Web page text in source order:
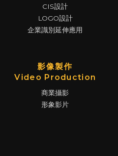
CIS設計
LOGO設計
企業識別延伸應用
影像製作
Video Production
商業攝影
形象影片